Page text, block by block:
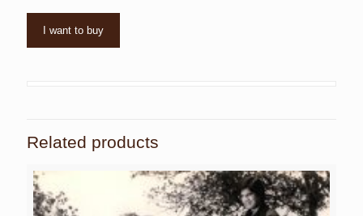
I want to buy
Related products